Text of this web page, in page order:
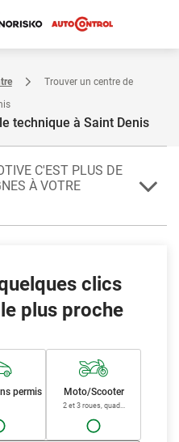
Trouver un centre de
technique à Saint Denis
C'EST PLUS DE
À VOTRE
d'Outre mer, vous
contrôle technique DEKRA
clics
plus proche
permis Moto/Scooter
2 et 3 roues, quad...